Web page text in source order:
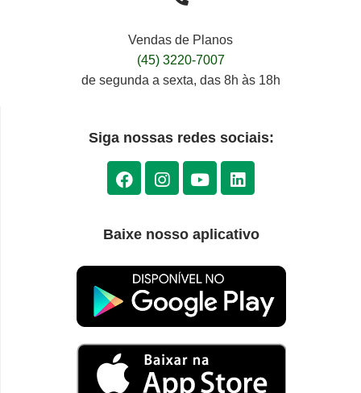
Vendas de Planos
(45) 3220-7007
de segunda a sexta, das 8h às 18h
Siga nossas redes sociais:
Baixe nosso aplicativo